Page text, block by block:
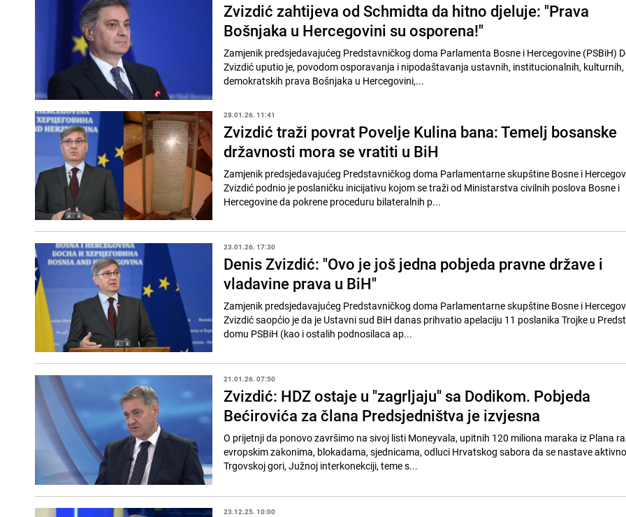
Zvizdić zahtijeva od Schmidta da hitno djeluje: "Prava
Bošnjaka u Hercegovini su osporena!"
Zamjenik predsjedavajućeg Predstavničkog doma Parlamenta Bosne i Hercegovine (PSBiH)
Zvizdić uputio je, povodom osporavanja i nipodaštavanja ustavnih, institucionalnih, kulturnih,
demokratskih prava Bošnjaka u Hercegovini,...
28.01.26. 11:41
Zvizdić traži povrat Povelje Kulina bana: Temelj bosanske
državnosti mora se vratiti u BiH
Zamjenik predsjedavajućeg Predstavničkog doma Parlamentarne skupštine Bosne i
Zvizdić podnio je poslaničku inicijativu kojom se traži od Ministarstva civilnih poslova Bosne i
Hercegovine da pokrene proceduru bilateralnih p...
23.01.26. 17:30
Denis Zvizdić: "Ovo je još jedna pobjeda pravne države i
vladavine prava u BiH"
Zamjenik predsjedavajućeg Predstavničkog doma Parlamentarne skupštine Bosne i
Zvizdić saopćio je da je Ustavni sud BiH danas prihvatio apelaciju 11 poslanika Trojke u
domu PSBiH (kao i ostalih podnosilaca ap...
21.01.26. 07:50
Zvizdić: HDZ ostaje u "zagrljaju" sa Dodikom. Pobjeda
Bećirovića za člana Predsjedništva je izvjesna
O prijetnji da ponovo završimo na sivoj listi Moneyvala, upitnih 120 miliona maraka iz Plana
evropskim zakonima, blokadama, sjednicama, odluci Hrvatskog sabora da se nastave
Trgovskoj gori, Južnoj interkonekciji, teme s...
23.12.25. 10:00